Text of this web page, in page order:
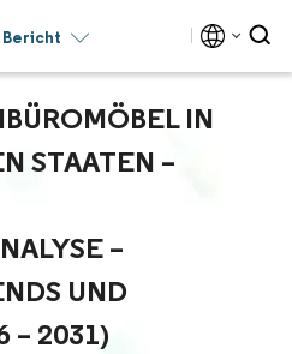
IN
STAATEN –
– W
UND P
2031)